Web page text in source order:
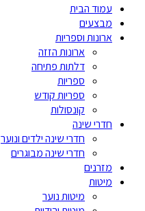
עמוד הבית
מבצעים
ארונות וספריות
ארונות הזזה
דלתות פתיחה
ספריות
ספריות קודש
קונסולות
חדרי שינה
חדרי שינה ילדים ונוער
חדרי שינה מבוגרים
מזרנים
מיטות
מיטות נוער